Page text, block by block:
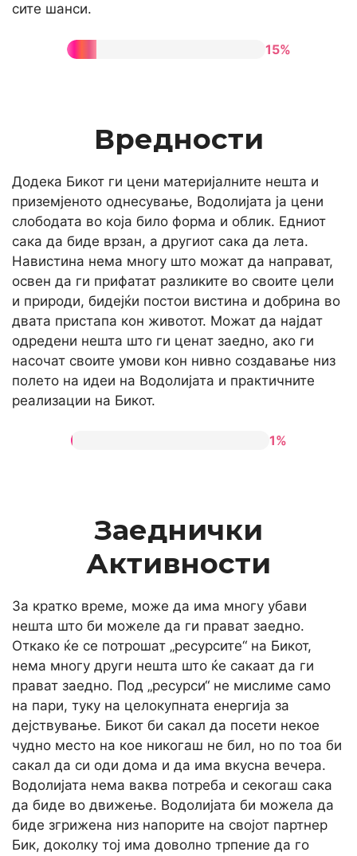
сите шанси.
15%
Вредности
Додека Бикот ги цени материјалните нешта и
приземјеното однесување, Водолијата ја цени
слободата во која било форма и облик. Едниот
сака да биде врзан, а другиот сака да лета.
Навистина нема многу што можат да направат,
освен да ги прифатат разликите во своите цели
и природи, бидејќи постои вистина и добрина во
двата пристапа кон животот. Можат да најдат
одредени нешта што ги ценат заедно, ако ги
насочат своите умови кон нивно создавање низ
полето на идеи на Водолијата и практичните
реализации на Бикот.
1%
Заеднички
Активности
За кратко време, може да има многу убави
нешта што би можеле да ги прават заедно.
Откако ќе се потрошат „ресурсите“ на Бикот,
нема многу други нешта што ќе сакаат да ги
прават заедно. Под „ресурси“ не мислиме само
на пари, туку на целокупната енергија за
дејствување. Бикот би сакал да посети некое
чудно место на кое никогаш не бил, но по тоа би
сакал да си оди дома и да има вкусна вечера.
Водолијата нема ваква потреба и секогаш сака
да биде во движење. Водолијата би можела да
биде згрижена низ напорите на својот партнер
Бик, доколку тој има доволно трпение да го